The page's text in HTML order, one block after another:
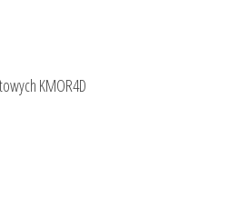
KMOR4D